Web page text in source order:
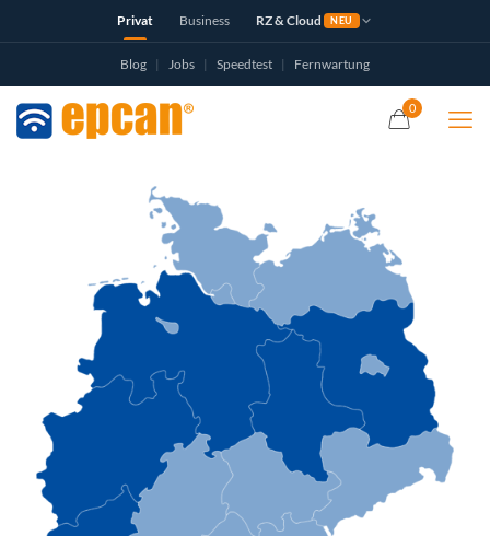
Privat Business RZ & Cloud NEU
Blog | Jobs | Speedtest | Fernwartung
0